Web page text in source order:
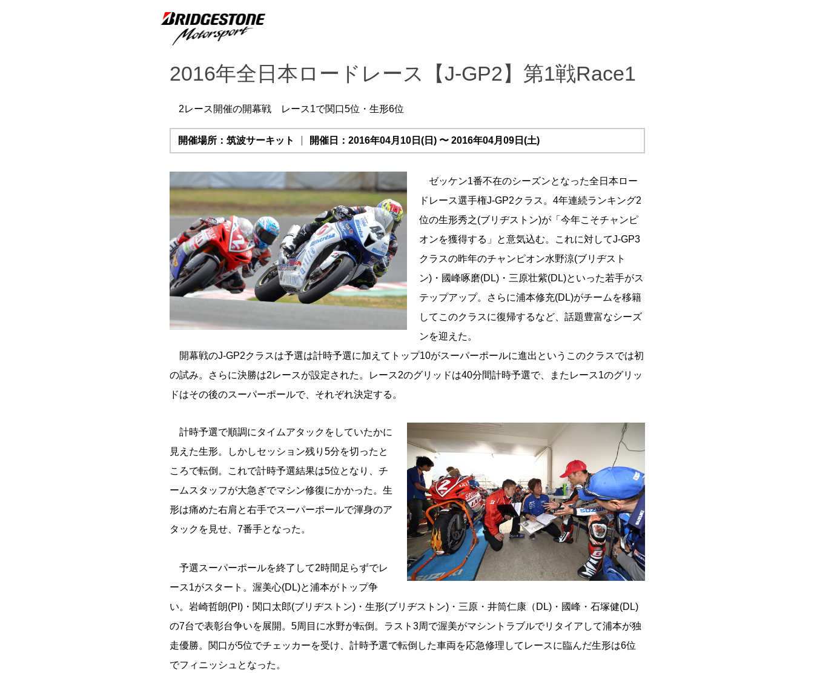
2016年全日本ロードレース【J-GP2】第1戦Race1
2レース開催の開幕戦 レース1で関口5位・生形6位
開催場所：筑波サーキット 開催日：2016年04月10日(日) 〜 2016年04月09日(土)
ゼッケン1番不在のシーズンとなった全日本ロー
ドレース選手権J-GP2クラス。4年連続ランキング2
位の生形秀之(ブリヂストン)が「今年こそチャンピ
オンを獲得する」と意気込む。これに対してJ-GP3
クラスの昨年のチャンピオン水野涼(ブリヂスト
ン)・國峰啄磨(DL)・三原壮紫(DL)といった若手がス
テップアップ。さらに浦本修充(DL)がチームを移籍
してこのクラスに復帰するなど、話題豊富なシーズ
ンを迎えた。
開幕戦のJ-GP2クラスは予選は計時予選に加えてトップ10がスーパーポールに進出というこのクラスでは初
の試み。さらに決勝は2レースが設定された。レース2のグリッドは40分間計時予選で、またレース1のグリッ
ドはその後のスーパーポールで、それぞれ決定する。
計時予選で順調にタイムアタックをしていたかに
見えた生形。しかしセッション残り5分を切ったと
ころで転倒。これで計時予選結果は5位となり、チ
ームスタッフが大急ぎでマシン修復にかかった。生
形は痛めた右肩と右手でスーパーポールで渾身のア
タックを見せ、7番手となった。
予選スーパーポールを終了して2時間足らずでレ
ース1がスタート。渥美心(DL)と浦本がトップ争
い。岩崎哲朗(PI)・関口太郎(ブリヂストン)・生形(ブリヂストン)・三原・井筒仁康（DL)・國峰・石塚健(DL)
の7台で表彰台争いを展開。5周目に水野が転倒。ラスト3周で渥美がマシントラブルでリタイアして浦本が独
走優勝。関口が5位でチェッカーを受け、計時予選で転倒した車両を応急修理してレースに臨んだ生形は6位
でフィニッシュとなった。